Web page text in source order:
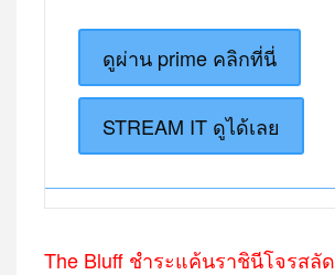
ดูผ่าน prime คลิกที่นี่
STREAM IT ดูได้เลย
The Bluff ชำระแค้นราชินีโจรสลัด